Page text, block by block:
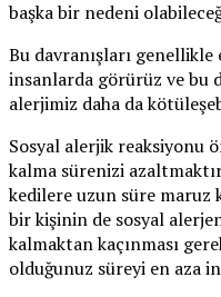
başka bir nedeni
Bu davranışları
insanlarda görürüz ve bu
alerjimiz daha da
Sosyal alerjik reaksiyonu
kalma sürenizi
kedilere uzun süre maruz
bir kişinin de sosyal
kalmaktan kaçınması
olduğunuz süreyi en aza